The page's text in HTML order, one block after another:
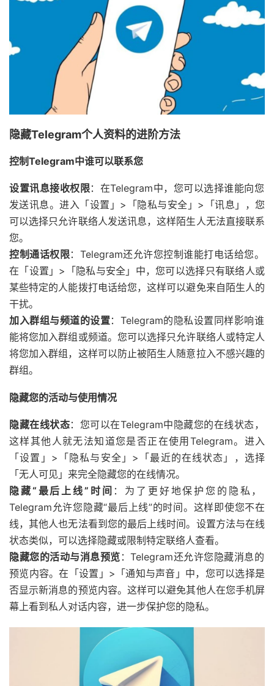
隐藏Telegram个人资料的进阶方法
控制Telegram中谁可以联系您
设置讯息接收权限：在Telegram中，您可以选择谁能向您
发送讯息。进入「设置」>「隐私与安全」>「讯息」，您
可以选择只允许联络人发送讯息，这样陌生人无法直接联系
您。
控制通话权限：Telegram还允许您控制谁能打电话给您。
在「设置」>「隐私与安全」中，您可以选择只有联络人或
某些特定的人能拨打电话给您，这样可以避免来自陌生人的
干扰。
加入群组与频道的设置：Telegram的隐私设置同样影响谁
能将您加入群组或频道。您可以选择只允许联络人或特定人
将您加入群组，这样可以防止被陌生人随意拉入不感兴趣的
群组。
隐藏您的活动与使用情况
隐藏在线状态：您可以在Telegram中隐藏您的在线状态，
这样其他人就无法知道您是否正在使用Telegram。进入
「设置」>「隐私与安全」>「最近的在线状态」，选择
「无人可见」来完全隐藏您的在线情况。
隐藏“最后上线”时间 ：为了更好地保护您的隐私，
Telegram允许您隐藏“最后上线”的时间。这样即使您不在
线，其他人也无法看到您的最后上线时间。设置方法与在线
状态类似，可以选择隐藏或限制特定联络人查看。
隐藏您的活动与消息预览 ：Telegram还允许您隐藏消息的
预览内容。在「设置」>「通知与声音」中，您可以选择是
否显示新消息的预览内容。这样可以避免其他人在您手机屏
幕上看到私人对话内容，进一步保护您的隐私。